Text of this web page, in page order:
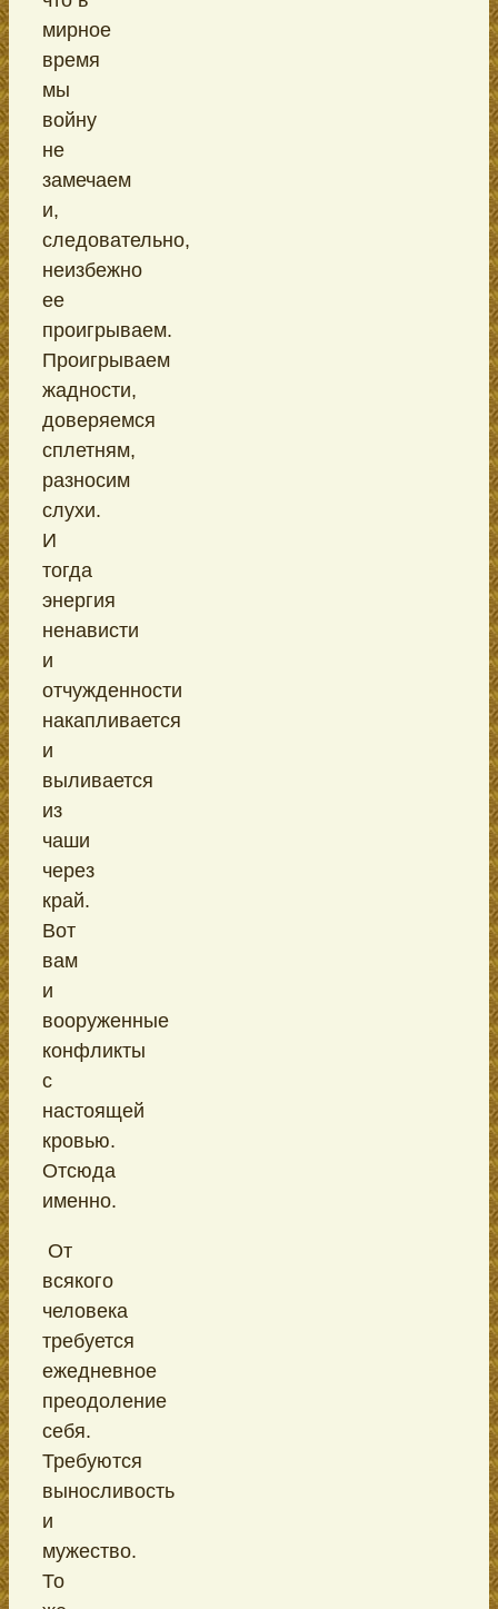
мирное
время
мы
войну
не
замечаем
и,
следовательно,
неизбежно
ее
проигрываем.
Проигрываем
жадности,
доверяемся
сплетням,
разносим
слухи.
И
тогда
энергия
ненависти
и
отчужденности
накапливается
и
выливается
из
чаши
через
край.
Вот
вам
и
вооруженные
конфликты
с
настоящей
кровью.
Отсюда
именно.
От
всякого
человека
требуется
ежедневное
преодоление
себя.
Требуются
выносливость
и
мужество.
То